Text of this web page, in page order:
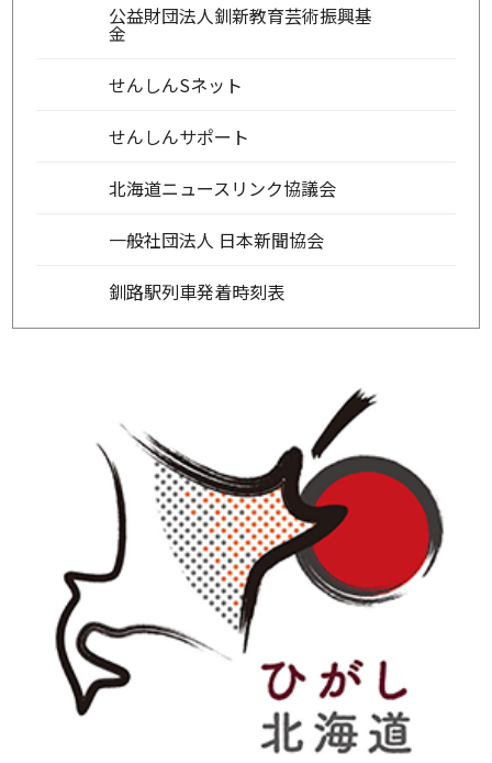
公益財団法人釧新教育芸術振興基
金
せんしんSネット
せんしんサポート
北海道ニュースリンク協議会
一般社団法人 日本新聞協会
釧路駅列車発着時刻表